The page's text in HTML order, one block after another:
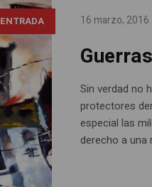
ENTRADA 16 marzo, 2016
Sin verdad no
protectores
especial las
derecho a una